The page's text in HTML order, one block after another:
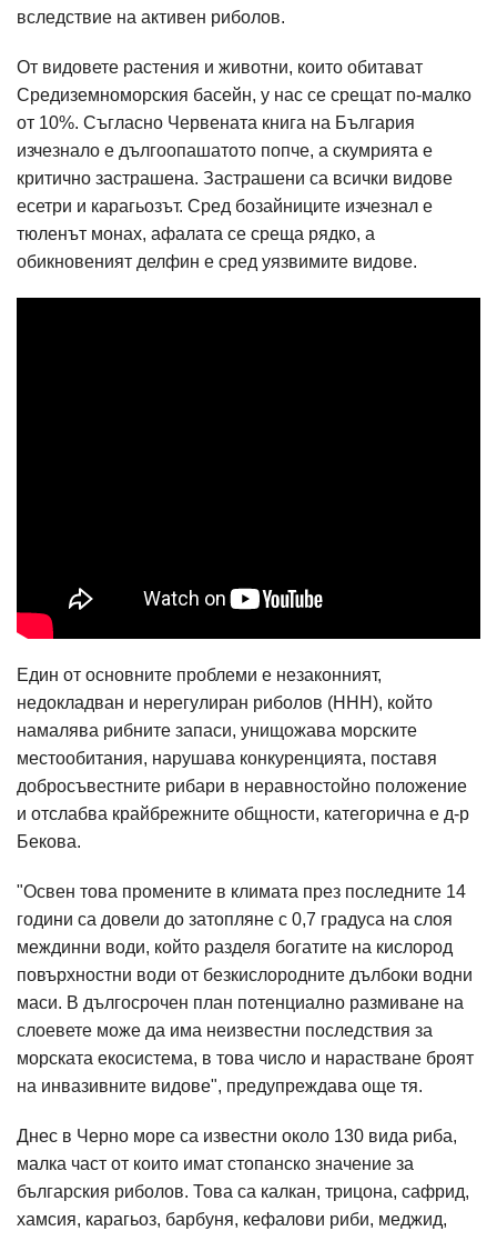
вследствие на активен риболов.
От видовете растения и животни, които обитават
Средиземноморския басейн, у нас се срещат по-малко
от 10%. Съгласно Червената книга на България
изчезнало е дългоопашатото попче, а скумрията е
критично застрашена. Застрашени са всички видове
есетри и карагьозът. Сред бозайниците изчезнал е
тюленът монах, афалата се среща рядко, а
обикновеният делфин е сред уязвимите видове.
Един от основните проблеми е незаконният,
недокладван и нерегулиран риболов (ННН), който
намалява рибните запаси, унищожава морските
местообитания, нарушава конкуренцията, поставя
добросъвестните рибари в неравностойно положение
и отслабва крайбрежните общности, категорична е д-р
Бекова.
"Освен това промените в климата през последните 14
години са довели до затопляне с 0,7 градуса на слоя
междинни води, който разделя богатите на кислород
повърхностни води от безкислородните дълбоки водни
маси. В дългосрочен план потенциално размиване на
слоевете може да има неизвестни последствия за
морската екосистема, в това число и нарастване броят
на инвазивните видове", предупреждава още тя.
Днес в Черно море са известни около 130 вида риба,
малка част от които имат стопанско значение за
българския риболов. Това са калкан, трицона, сафрид,
хамсия, карагьоз, барбуня, кефалови риби, меджид,